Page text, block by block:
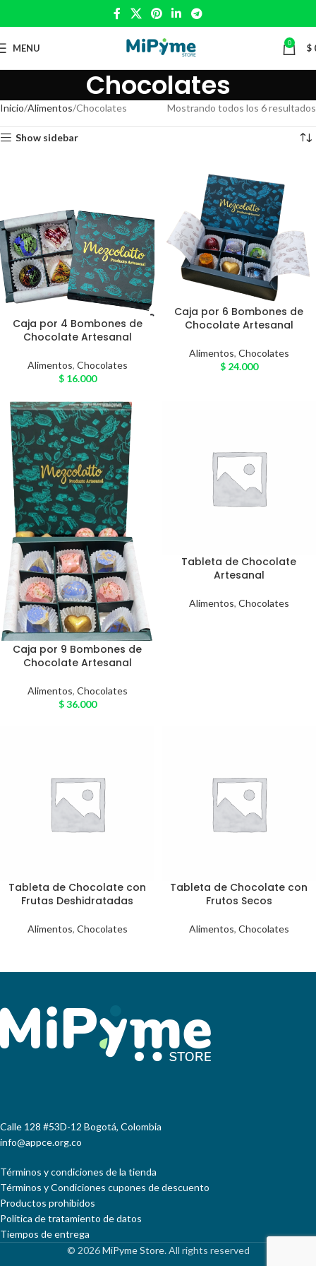
MENU 0 $
Chocolates
Inicio Alimentos Chocolates Mostrando todos los 6 resultados
Show sidebar
Caja por 4 Bombones de
Chocolate Artesanal
Alimentos, Chocolates
$16.000
Caja por 6 Bombones de
Chocolate Artesanal
Alimentos, Chocolates
$24.000
Caja por 9 Bombones de
Chocolate Artesanal
Alimentos, Chocolates
$36.000
Tableta de Chocolate
Artesanal
Alimentos, Chocolates
Tableta de Chocolate con
Frutas Deshidratadas
Alimentos, Chocolates
Tableta de Chocolate con
Frutos Secos
Alimentos, Chocolates
Calle 128 #53D-12 Bogotá, Colombia
info@appce.org.co
Términos y condiciones de la tienda
Términos y Condiciones cupones de descuento
Productos prohibidos
Política de tratamiento de datos
Tiempos de entrega
© 2026MiPyme Store. All rights reserved